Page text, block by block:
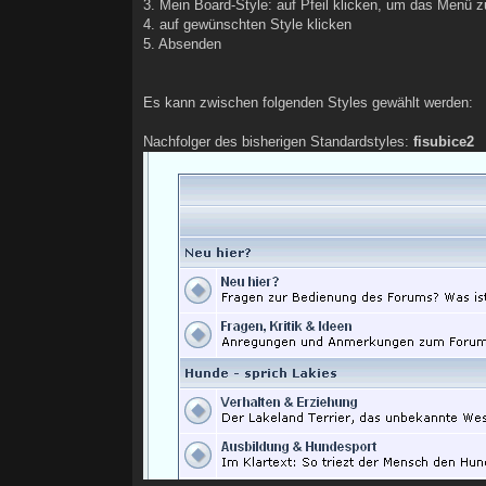
3. Mein Board-Style: auf Pfeil klicken, um das Menü
4. auf gewünschten Style klicken
5. Absenden
Es kann zwischen folgenden Styles gewählt werden:
Nachfolger des bisherigen Standardstyles: fisubice2